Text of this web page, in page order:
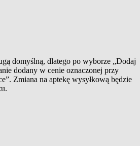
domyślną, dlatego po wyborze „Dodaj
dodany w cenie oznaczonej przy
Zmiana na aptekę wysyłkową będzie